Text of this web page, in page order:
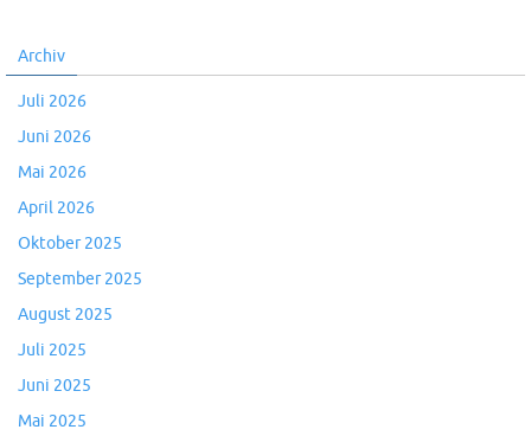
Archiv
Juli 2026
Juni 2026
Mai 2026
April 2026
Oktober 2025
September 2025
August 2025
Juli 2025
Juni 2025
Mai 2025